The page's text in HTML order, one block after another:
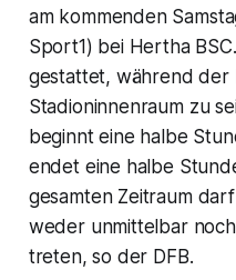
am kommenden
Sport1) bei Hertha
gestattet, während der
Stadioninnenraum zu
beginnt eine halbe
endet eine halbe
gesamten Zeitraum
weder unmittelbar
treten, so der DFB.